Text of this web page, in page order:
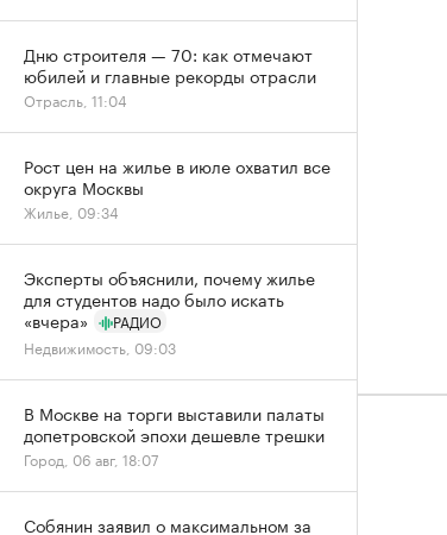
Дню строителя — 70: как отмечают
юбилей и главные рекорды отрасли
Отрасль, 11:04
Рост цен на жилье в июле охватил все
округа Москвы
Жилье, 09:34
Эксперты объяснили, почему жилье
для студентов надо было искать
«вчера»
РАДИО
Недвижимость, 09:03
В Москве на торги выставили палаты
допетровской эпохи дешевле трешки
Город, 06 авг, 18:07
Собянин заявил о максимальном за